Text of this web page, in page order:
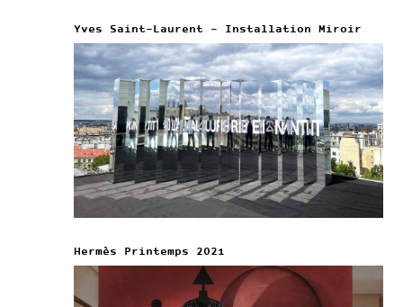
Yves Saint-Laurent – Installation Miroir
Hermès Printemps 2021